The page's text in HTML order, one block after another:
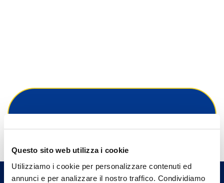
Questo sito web utilizza i cookie
Utilizziamo i cookie per personalizzare contenuti ed
annunci e per analizzare il nostro traffico. Condividiamo
Trova l'Agenzia più vicina a te e parla con
un nostro Agente.